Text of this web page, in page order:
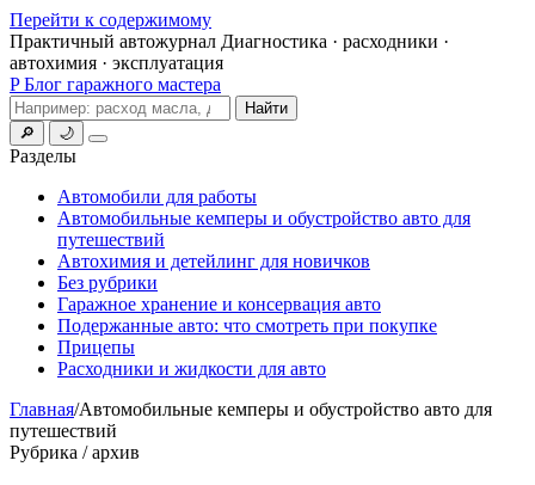
Перейти к содержимому
Практичный автожурнал Диагностика · расходники ·
автохимия · эксплуатация
P Блог гаражного мастера
Поиск
Найти
🔎
🌙
Меню
Разделы
Автомобили для работы
Автомобильные кемперы и обустройство авто для
путешествий
Автохимия и детейлинг для новичков
Без рубрики
Гаражное хранение и консервация авто
Подержанные авто: что смотреть при покупке
Прицепы
Расходники и жидкости для авто
Главная/Автомобильные кемперы и обустройство авто для
путешествий
Рубрика / архив